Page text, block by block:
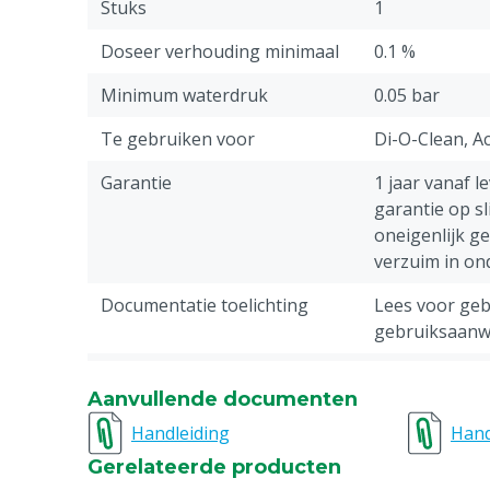
drukregelaar te plaatsen
Bij twijfel over de doorstroomcapaciteit,
Stuks
1
Doseer verhouding minimaal
0.1 %
Minimum waterdruk
0.05 bar
Te gebruiken voor
Di-O-Clean,
Garantie
1 jaar vanaf
garantie op
oneigenlijk
verzuim in
Documentatie toelichting
Lees voor
Diergroep
Rundvee,
Geiten, Overig
Aanvullende documenten
Handleiding
Gerelateerde producten